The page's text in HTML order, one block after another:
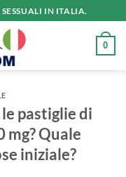
IN ITALIA.
0
pastiglie di
mg? Quale
iniziale?